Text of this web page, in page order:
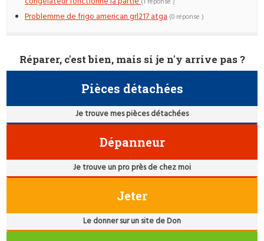
Problemme de frigo american grl217 atga (0 réponse )
Réparer, c'est bien, mais si je n'y arrive pas ?
Pièces détachées
Je trouve mes pièces détachées
Dépanneur
Je trouve un pro près de chez moi
Jeter
Le donner sur un site de Don